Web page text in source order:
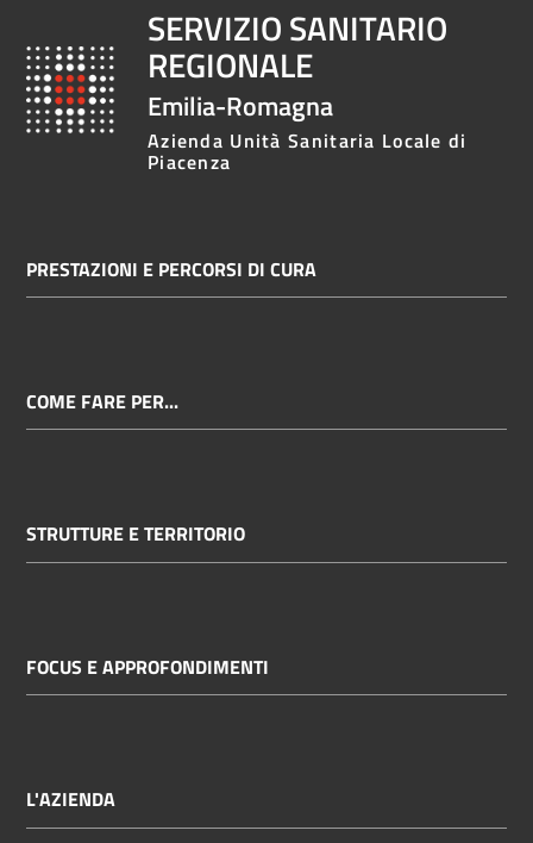
SERVIZIO SANITARIO
REGIONALE
Emilia-Romagna
Azienda Unità Sanitaria Locale di
Piacenza
PRESTAZIONI E PERCORSI DI CURA
COME FARE PER...
STRUTTURE E TERRITORIO
FOCUS E APPROFONDIMENTI
L'AZIENDA